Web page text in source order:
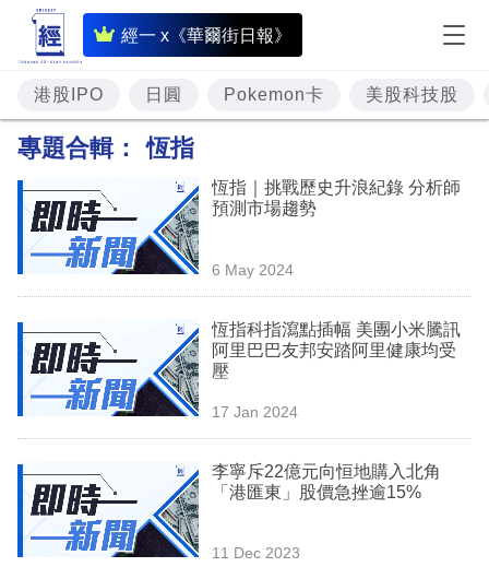
經一 x《華爾街日報》
即
時
財
經
投
資
理
業
科
港股IPO 日圓 Pokemon卡 美股科技股
專題合輯： 恆指
恆指｜挑戰歷史升浪紀錄 分析師
預測市場趨勢
6 May 2024
恆指科指瀉點插幅 美團小米騰訊
阿里巴巴友邦安踏阿里健康均受
壓
17 Jan 2024
李寧斥22億元向恒地購入北角
「港匯東」股價急挫逾15%
11 Dec 2023